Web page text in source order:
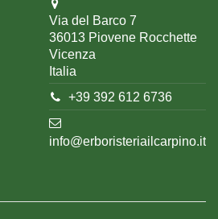
Via del Barco 7
36013 Piovene Rocchette
Vicenza
Italia
+39 392 612 6736
info@erboristeriailcarpino.it